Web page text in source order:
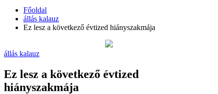
Főoldal
állás kalauz
Ez lesz a következő évtized hiányszakmája
állás kalauz
Ez lesz a következő évtized
hiányszakmája